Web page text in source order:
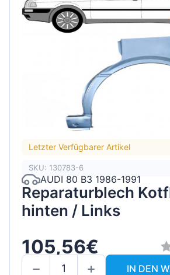
Letzter Verfügbarer Artikel
SKU: 130783-6
AUDI 80 B3 1986-1991
Reparaturblech
hinten / Links
105,56€
IN DEN